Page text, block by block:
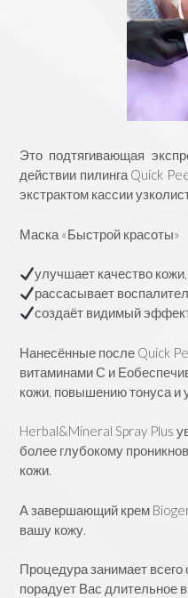
Это подтягивающая
действии пилинга Quick
экстрактом кассии
Маска «Быстрой красоты»
улучшает качество
рассасывает
создаёт видимый
Нанесённые после Quick
витаминами С и
кожи, повышению тонуса и
Herbal&Mineral Spray Plus
более глубокому
кожи.
А завершающий крем
вашу кожу.
Процедура занимает
порадует Вас длительное